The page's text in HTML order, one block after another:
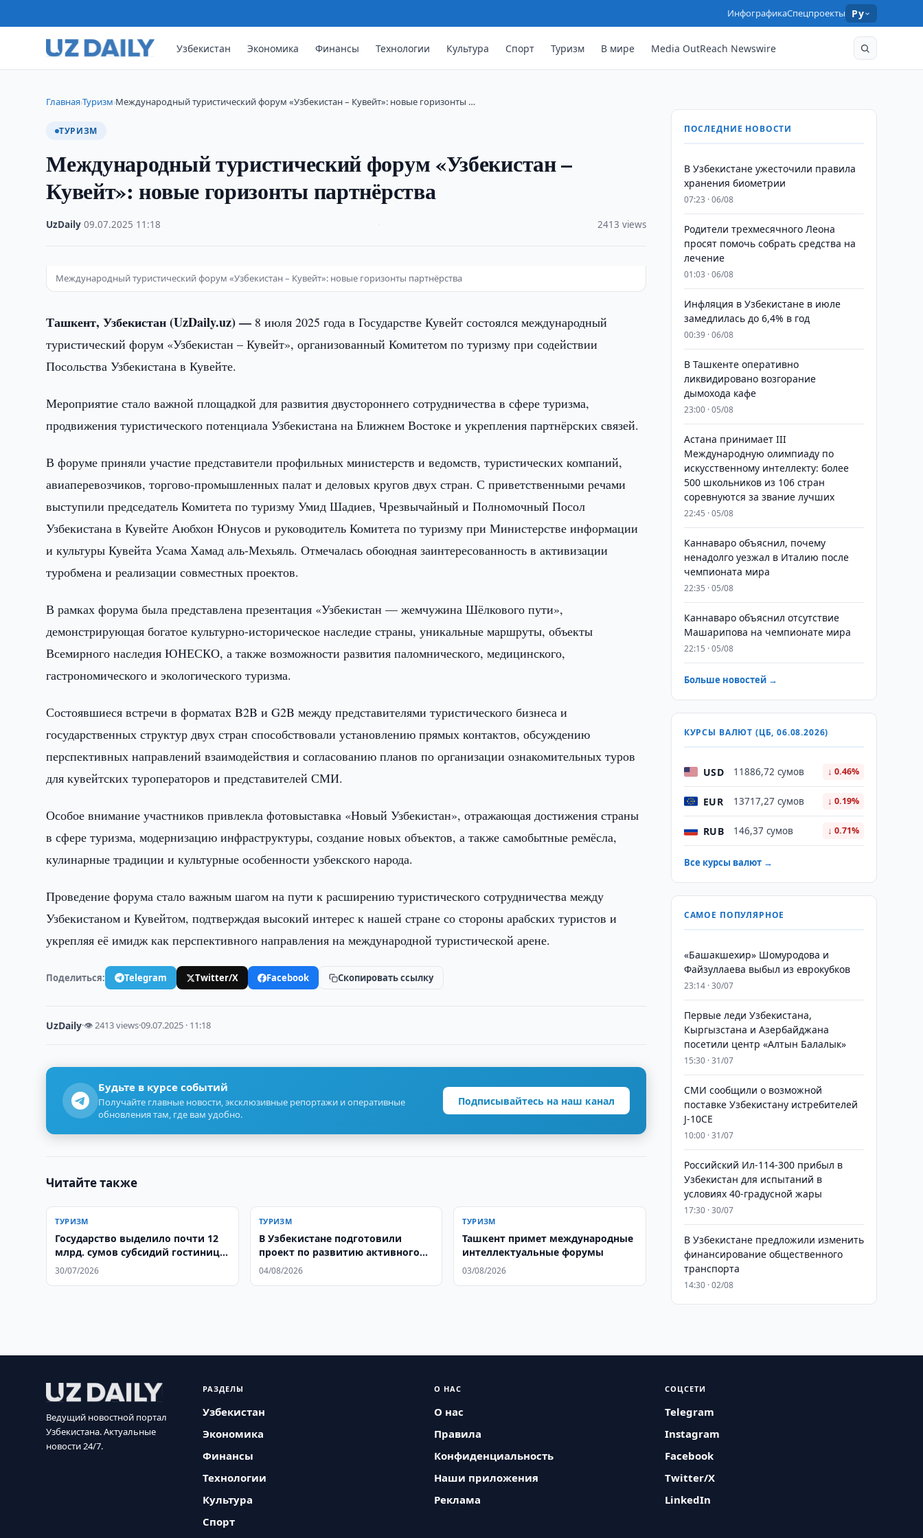
ИнфографикаСпецпроекты Ру
Узбекистан Экономика Финансы Технологии Культура Спорт Туризм В мире Media OutReach Newswire
Главная›Туризм›Международный туристический форум «Узбекистан – Кувейт»: новые горизонты …
ТУРИЗМ
Международный туристический форум «Узбекистан –
Кувейт»: новые горизонты партнёрства
UzDaily ·09.07.2025 11:18 2413 views
Международный туристический форум «Узбекистан – Кувейт»: новые горизонты партнёрства
Ташкент, Узбекистан (UzDaily.uz) — 8 июля 2025 года в Государстве Кувейт состоялся международный
туристический форум «Узбекистан – Кувейт», организованный Комитетом по туризму при содействии
Посольства Узбекистана в Кувейте.
Мероприятие стало важной площадкой для развития двустороннего сотрудничества в сфере туризма,
продвижения туристического потенциала Узбекистана на Ближнем Востоке и укрепления партнёрских связей.
В форуме приняли участие представители профильных министерств и ведомств, туристических компаний,
авиаперевозчиков, торгово-промышленных палат и деловых кругов двух стран. С приветственными речами
выступили председатель Комитета по туризму Умид Шадиев, Чрезвычайный и Полномочный Посол
Узбекистана в Кувейте Аюбхон Юнусов и руководитель Комитета по туризму при Министерстве информации
и культуры Кувейта Усама Хамад аль-Мехьяль. Отмечалась обоюдная заинтересованность в активизации
туробмена и реализации совместных проектов.
В рамках форума была представлена презентация «Узбекистан — жемчужина Шёлкового пути»,
демонстрирующая богатое культурно-историческое наследие страны, уникальные маршруты, объекты
Всемирного наследия ЮНЕСКО, а также возможности развития паломнического, медицинского,
гастрономического и экологического туризма.
Состоявшиеся встречи в форматах B2B и G2B между представителями туристического бизнеса и
государственных структур двух стран способствовали установлению прямых контактов, обсуждению
перспективных направлений взаимодействия и согласованию планов по организации ознакомительных туров
для кувейтских туроператоров и представителей СМИ.
Особое внимание участников привлекла фотовыставка «Новый Узбекистан», отражающая достижения страны
в сфере туризма, модернизацию инфраструктуры, создание новых объектов, а также самобытные ремёсла,
кулинарные традиции и культурные особенности узбекского народа.
Проведение форума стало важным шагом на пути к расширению туристического сотрудничества между
Узбекистаном и Кувейтом, подтверждая высокий интерес к нашей стране со стороны арабских туристов и
укрепляя её имидж как перспективного направления на международной туристической арене.
Поделиться: Telegram Twitter/X Facebook Скопировать ссылку
UzDaily·👁 2413 views·09.07.2025 · 11:18
Будьте в курсе событий
Получайте главные новости, эксклюзивные репортажи и оперативные
обновления там, где вам удобно.
Подписывайтесь на наш канал
Читайте также
ТУРИЗМ
Государство выделило почти 12
млрд. сумов субсидий гостинице
DoubleTree by Hilton в Ташкенте
30/07/2026
ТУРИЗМ
В Узбекистане подготовили
проект по развитию активного
туризма
04/08/2026
ТУРИЗМ
Ташкент примет международные
интеллектуальные форумы
03/08/2026
ПОСЛЕДНИЕ НОВОСТИ
В Узбекистане ужесточили правила
хранения биометрии
07:23 · 06/08
Родители трехмесячного Леона
просят помочь собрать средства на
лечение
01:03 · 06/08
Инфляция в Узбекистане в июле
замедлилась до 6,4% в год
00:39 · 06/08
В Ташкенте оперативно
ликвидировано возгорание
дымохода кафе
23:00 · 05/08
Астана принимает III
Международную олимпиаду по
искусственному интеллекту: более
500 школьников из 106 стран
соревнуются за звание лучших
22:45 · 05/08
Каннаваро объяснил, почему
ненадолго уезжал в Италию после
чемпионата мира
22:35 · 05/08
Каннаваро объяснил отсутствие
Машарипова на чемпионате мира
22:15 · 05/08
Больше новостей →
КУРСЫ ВАЛЮТ (ЦБ, 06.08.2026)
USD 11886,72 сумов ↓ 0.46%
EUR 13717,27 сумов ↓ 0.19%
RUB 146,37 сумов ↓ 0.71%
Все курсы валют →
САМОЕ ПОПУЛЯРНОЕ
«Башакшехир» Шомуродова и
Файзуллаева выбыл из еврокубков
23:14 · 30/07
Первые леди Узбекистана,
Кыргызстана и Азербайджана
посетили центр «Алтын Балалык»
15:30 · 31/07
СМИ сообщили о возможной
поставке Узбекистану истребителей
J-10CE
10:00 · 31/07
Российский Ил-114-300 прибыл в
Узбекистан для испытаний в
условиях 40-градусной жары
17:30 · 30/07
В Узбекистане предложили изменить
финансирование общественного
транспорта
14:30 · 02/08
Ведущий новостной портал
Узбекистана. Актуальные
новости 24/7.
РАЗДЕЛЫ
Узбекистан
Экономика
Финансы
Технологии
Культура
Спорт
О НАС
О нас
Правила
Конфиденциальность
Наши приложения
Реклама
СОЦСЕТИ
Telegram
Instagram
Facebook
Twitter/X
LinkedIn